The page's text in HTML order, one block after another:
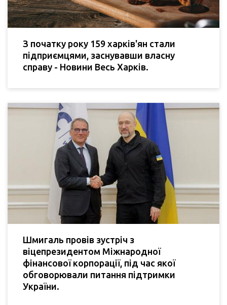
З початку року 159 харків'ян стали
підприємцями, заснувавши власну
справу - Новини Весь Харків.
Шмигаль провів зустріч з
віцепрезидентом Міжнародної
фінансової корпорації, під час якої
обговорювали питання підтримки
України.